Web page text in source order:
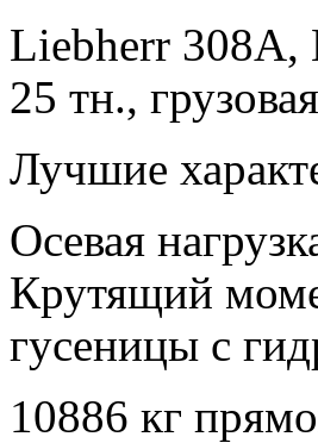
Liebherr 308A,
25 тн.,
Лучшие
Осевая
Крутящий
гусеницы с
10886 кг